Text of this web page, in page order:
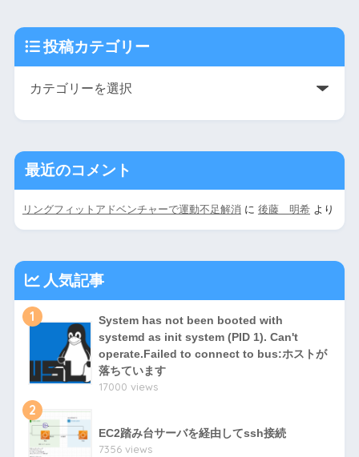
投稿カテゴリー
最近のコメント
リングフィットアドベンチャーで運動不足解消 に 後藤 明希より
人気記事
1
System has not been booted with
systemd as init system (PID 1). Can't
operate.Failed to connect to bus:ホストが
落ちています
17000 views
2
EC2踏み台サーバを経由してssh接続
7356 views